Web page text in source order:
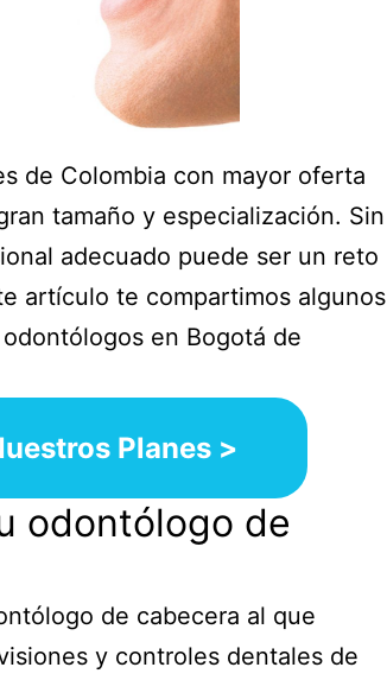
de Colombia con mayor oferta
tamaño y especialización. Sin
adecuado puede ser un reto
artículo te compartimos algunos
en Bogotá de
Planes >
odontólogo de
de cabecera al que
y controles dentales de